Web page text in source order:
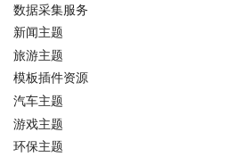
数据采集服务
新闻主题
旅游主题
模板插件资源
汽车主题
游戏主题
环保主题